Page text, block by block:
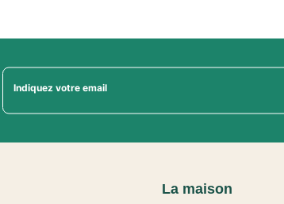
Indiquez votre email
La maison